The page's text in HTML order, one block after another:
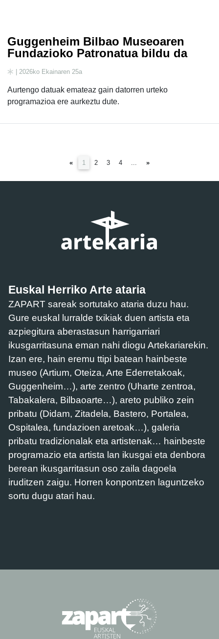
Guggenheim Bilbao Museoaren
Fundazioko Patronatua bildu da
| 2026ko Ekainaren 25a
Aurtengo datuak emateaz gain datorren urteko
programazioa ere aurkeztu dute.
« 1 (current)
2 3 4 »
Euskal Herriko Arte ataria
ZAPART sareak sortutako ataria duzu hau.
Gure euskal lurralde txikiak duen artista eta
azpiegitura aberastasun harrigarriari
ikusgarritasuna eman nahi diogu Artekariarekin.
Izan ere, hain eremu ttipi batean hainbeste
museo (Artium, Oteiza, Arte Ederretakoak,
Guggenheim…), arte zentro (Uharte zentroa,
Tabakalera, Bilbaoarte…), areto publiko zein
pribatu (Didam, Zitadela, Bastero, Portalea,
Ospitalea, fundazioen aretoak…), galeria
pribatu tradizionalak eta artistenak… hainbeste
programazio eta artista lan ikusgai eta denbora
berean ikusgarritasun oso zaila dagoela
iruditzen zaigu. Horren konpontzen laguntzeko
sortu dugu atari hau.